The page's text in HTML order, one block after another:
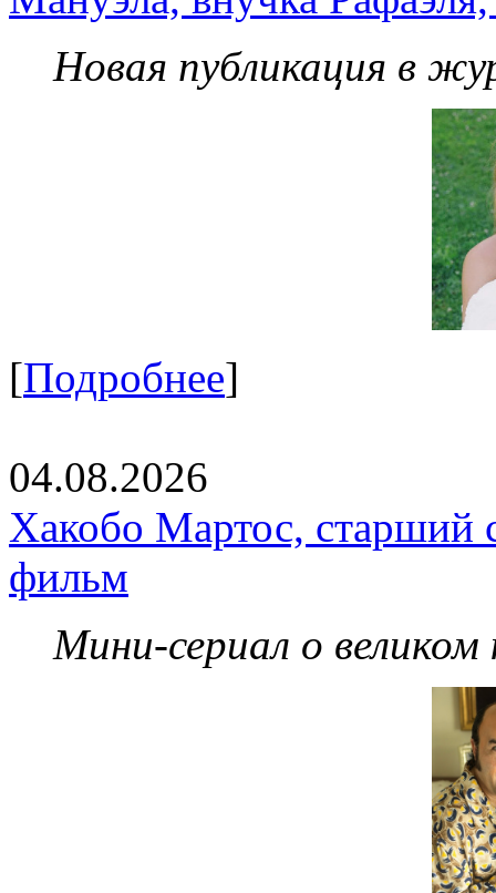
Новая публикация в
[Подробнее]
04.08.2026
Хакобо Мартос, старший
фильм
Мини-сериал о великом